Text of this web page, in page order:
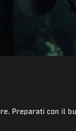
Preparati con il